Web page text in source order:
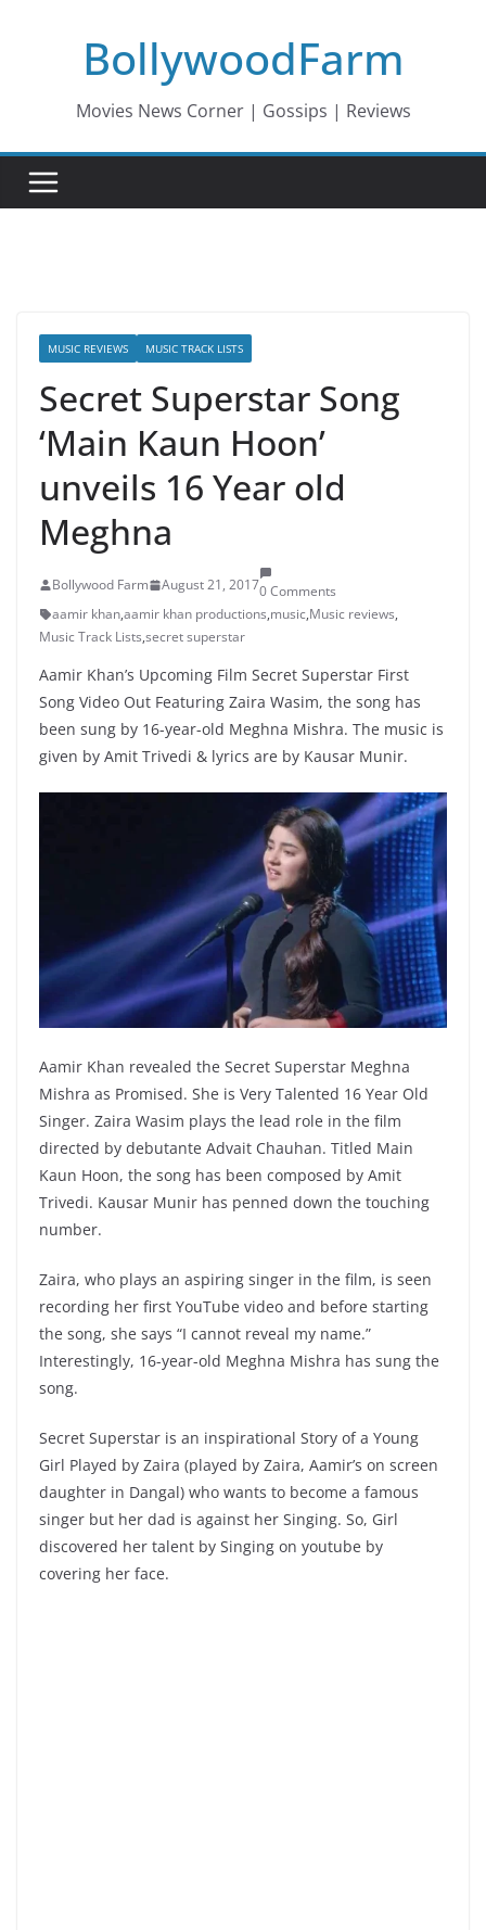
BollywoodFarm
Movies News Corner | Gossips | Reviews
MUSIC REVIEWS MUSIC TRACK LISTS
Secret Superstar Song
‘Main Kaun Hoon’
unveils 16 Year old
Meghna
Bollywood Farm August 21, 20170 Comments
aamir khan,aamir khan productions,music,Music reviews,
Music Track Lists,secret superstar
Aamir Khan’s Upcoming Film Secret Superstar First
Song Video Out Featuring Zaira Wasim, the song has
been sung by 16-year-old Meghna Mishra. The music is
given by Amit Trivedi & lyrics are by Kausar Munir.
Aamir Khan revealed the Secret Superstar Meghna
Mishra as Promised. She is Very Talented 16 Year Old
Singer. Zaira Wasim plays the lead role in the film
directed by debutante Advait Chauhan. Titled Main
Kaun Hoon, the song has been composed by Amit
Trivedi. Kausar Munir has penned down the touching
number.
Zaira, who plays an aspiring singer in the film, is seen
recording her first YouTube video and before starting
the song, she says “I cannot reveal my name.”
Interestingly, 16-year-old Meghna Mishra has sung the
song.
Secret Superstar is an inspirational Story of a Young
Girl Played by Zaira (played by Zaira, Aamir’s on screen
daughter in Dangal) who wants to become a famous
singer but her dad is against her Singing. So, Girl
discovered her talent by Singing on youtube by
covering her face.